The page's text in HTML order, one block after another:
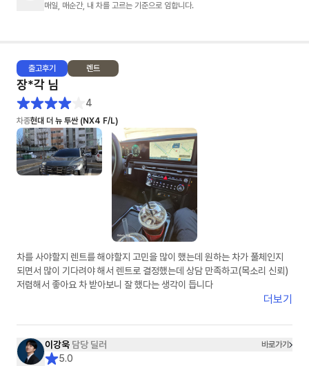
매일, 매순간, 내 차를 고르는 기준으로 임합니다.
출고후기 렌트
장*각 님
4
차종현대 더 뉴 투싼 (NX4 F/L)
차를 사야할지 렌트를 해야할지 고민을 많이 했는데 원하는 차가 풀체인지
되면서 많이 기다려야 해서 렌트로 결정했는데 상담 만족하고(목소리 신뢰)
저렴해서 좋아요 차 받아보니 잘 했다는 생각이 듭니다
더보기
이강욱 담당 딜러 바로가기
5.0